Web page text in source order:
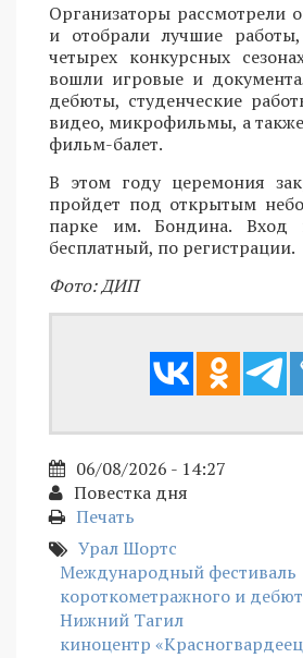
Организаторы рассмотрели
и отобрали лучшие
четырех конкурсных
вошли игровые и
дебюты, студенческие
видео, микрофильмы, а
фильм-балет.
В этом году церемония
пройдет под открытым
парке им. Бондина. Вход
бесплатный, по регистрации.
Фото: ДИП
06/08/2026 - 14:27
Повестка дня
Печать
Урал Шортс
Международный фестиваль
короткометражного и
Нижний Тагил
киноцентр